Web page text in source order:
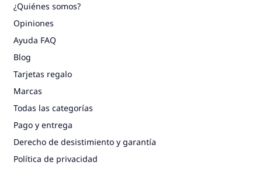
¿Quiénes somos?
Opiniones
Ayuda FAQ
Blog
Tarjetas regalo
Marcas
Todas las categorías
Pago y entrega
Derecho de desistimiento y garantía
Política de privacidad